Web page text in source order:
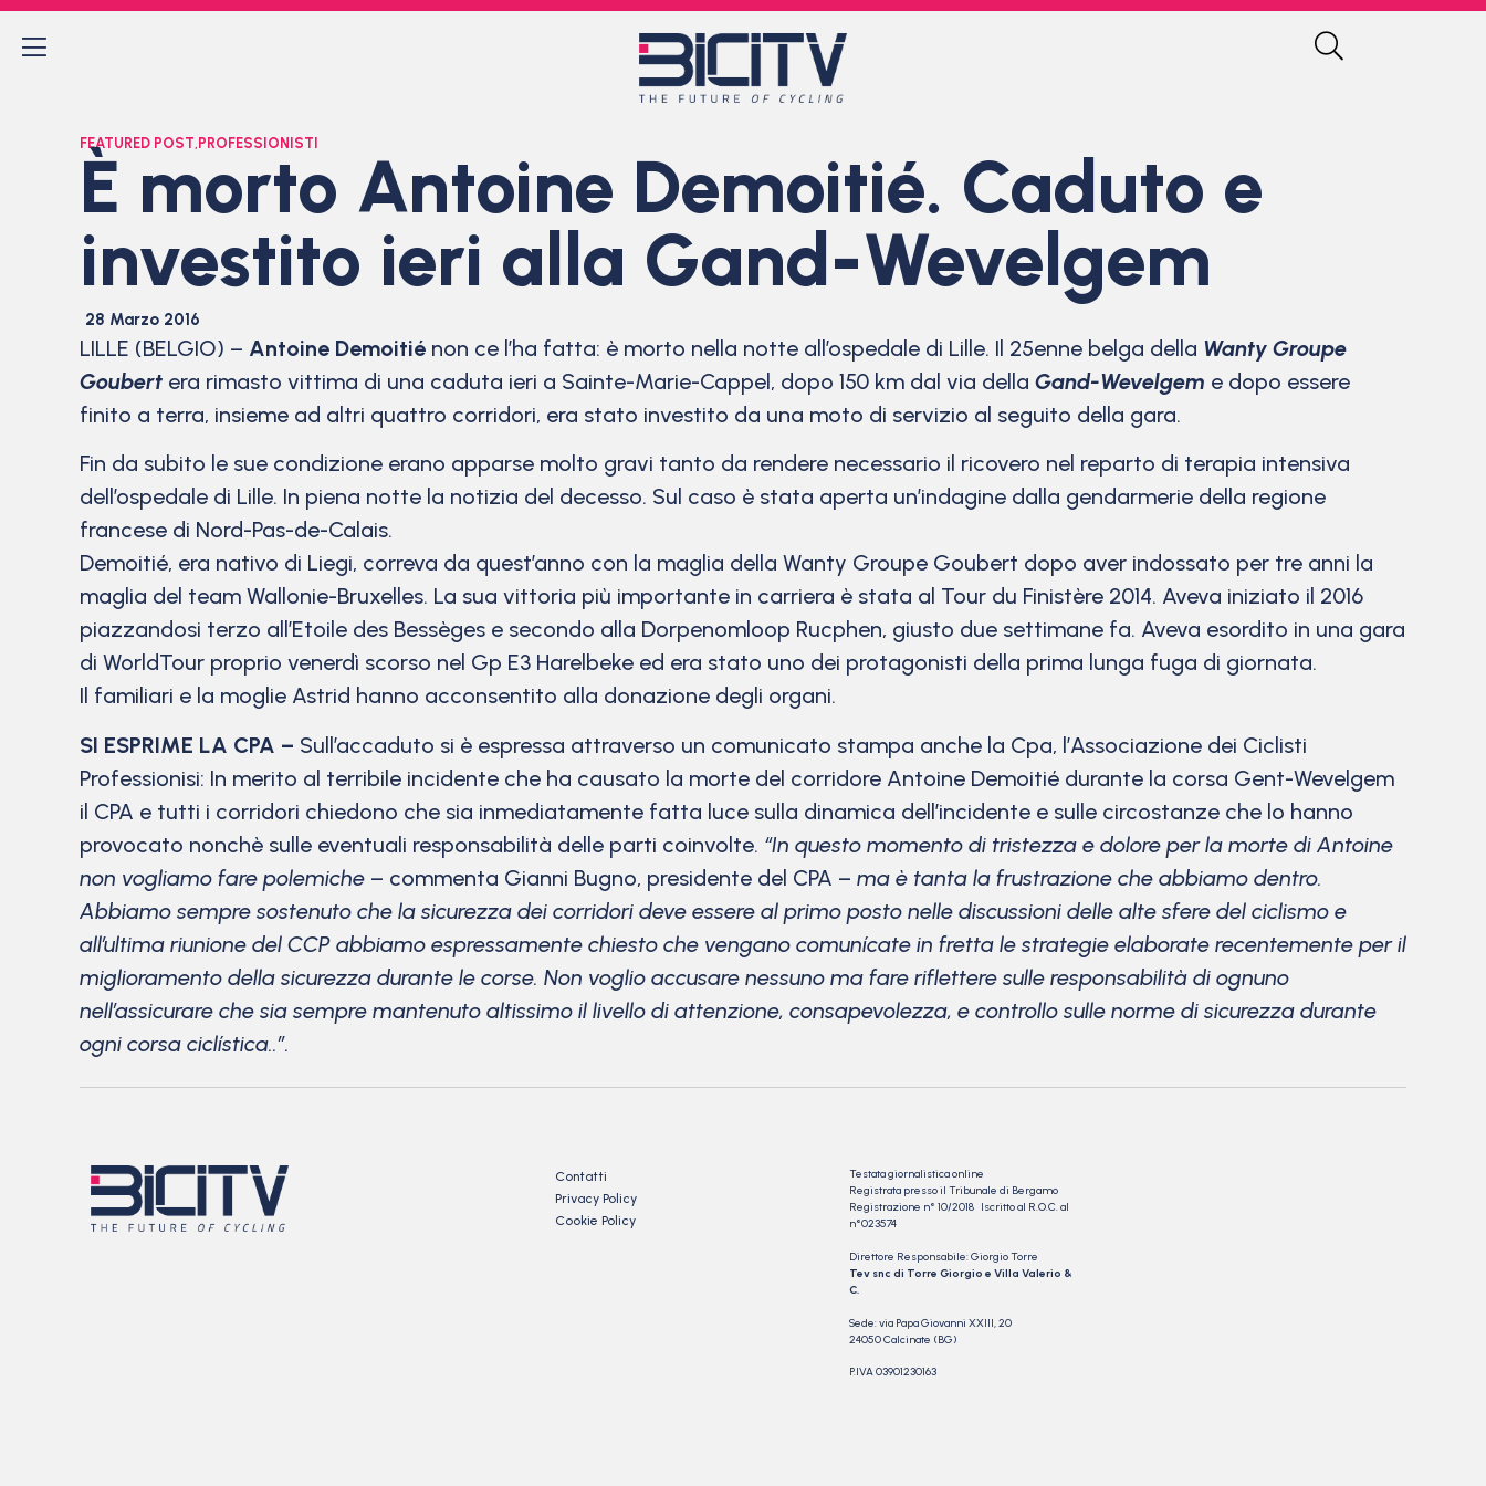
FEATURED POST, PROFESSIONISTI
È morto Antoine Demoitié. Caduto e
investito ieri alla Gand-Wevelgem
28 Marzo 2016
LILLE (BELGIO) – Antoine Demoitié non ce l’ha fatta: è morto nella notte all’ospedale di Lille. Il 25enne belga della Wanty Groupe
Goubert era rimasto vittima di una caduta ieri a Sainte-Marie-Cappel, dopo 150 km dal via della Gand-Wevelgem e dopo essere
finito a terra, insieme ad altri quattro corridori, era stato investito da una moto di servizio al seguito della gara.
Fin da subito le sue condizione erano apparse molto gravi tanto da rendere necessario il ricovero nel reparto di terapia intensiva
dell’ospedale di Lille. In piena notte la notizia del decesso. Sul caso è stata aperta un’indagine dalla gendarmerie della regione
francese di Nord-Pas-de-Calais.
Demoitié, era nativo di Liegi, correva da quest’anno con la maglia della Wanty Groupe Goubert dopo aver indossato per tre anni la
maglia del team Wallonie-Bruxelles. La sua vittoria più importante in carriera è stata al Tour du Finistère 2014. Aveva iniziato il 2016
piazzandosi terzo all’Etoile des Bessèges e secondo alla Dorpenomloop Rucphen, giusto due settimane fa. Aveva esordito in una gara
di WorldTour proprio venerdì scorso nel Gp E3 Harelbeke ed era stato uno dei protagonisti della prima lunga fuga di giornata.
Il familiari e la moglie Astrid hanno acconsentito alla donazione degli organi.
SI ESPRIME LA CPA – Sull’accaduto si è espressa attraverso un comunicato stampa anche la Cpa, l’Associazione dei Ciclisti
Professionisi: In merito al terribile incidente che ha causato la morte del corridore Antoine Demoitié durante la corsa Gent-Wevelgem
il CPA e tutti i corridori chiedono che sia inmediatamente fatta luce sulla dinamica dell’incidente e sulle circostanze che lo hanno
provocato nonchè sulle eventuali responsabilità delle parti coinvolte. “In questo momento di tristezza e dolore per la morte di Antoine
non vogliamo fare polemiche – commenta Gianni Bugno, presidente del CPA – ma è tanta la frustrazione che abbiamo dentro.
Abbiamo sempre sostenuto che la sicurezza dei corridori deve essere al primo posto nelle discussioni delle alte sfere del ciclismo e
all’ultima riunione del CCP abbiamo espressamente chiesto che vengano comunícate in fretta le strategie elaborate recentemente per il
miglioramento della sicurezza durante le corse. Non voglio accusare nessuno ma fare riflettere sulle responsabilità di ognuno
nell’assicurare che sia sempre mantenuto altissimo il livello di attenzione, consapevolezza, e controllo sulle norme di sicurezza durante
ogni corsa ciclística..”.
Contatti
Privacy Policy
Cookie Policy
Testata giornalistica online
Registrata presso il Tribunale di Bergamo
Registrazione n° 10/2018 Iscritto al R.O.C. al
n°023574
Direttore Responsabile: Giorgio Torre
Tev snc di Torre Giorgio e Villa Valerio &
C.
Sede: via Papa Giovanni XXIII, 20
24050 Calcinate (BG)
P.IVA 03901230163